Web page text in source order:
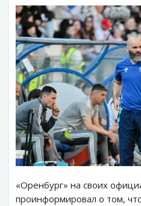
«Оренбург» на своих
проинформировал о том,